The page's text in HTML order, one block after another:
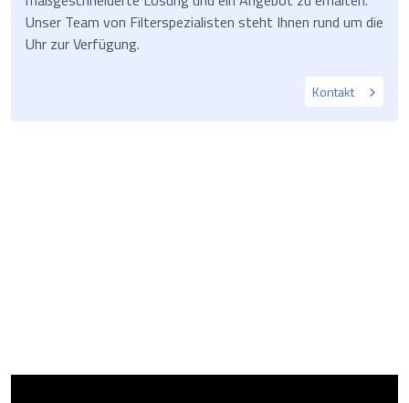
Unser Team von Filterspezialisten steht Ihnen rund um die
Uhr zur Verfügung.
Kontakt